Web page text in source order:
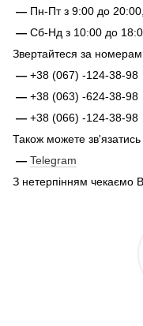
— Пн-Пт з 9:00 до 20:00,
— Сб-Нд з 10:00 до
Звертайтеся за
— +38 (067) -124-38-98
— +38 (063) -624-38-98
— +38 (066) -124-38-98
Також можете
— Telegram
З нетерпінням чекаємо